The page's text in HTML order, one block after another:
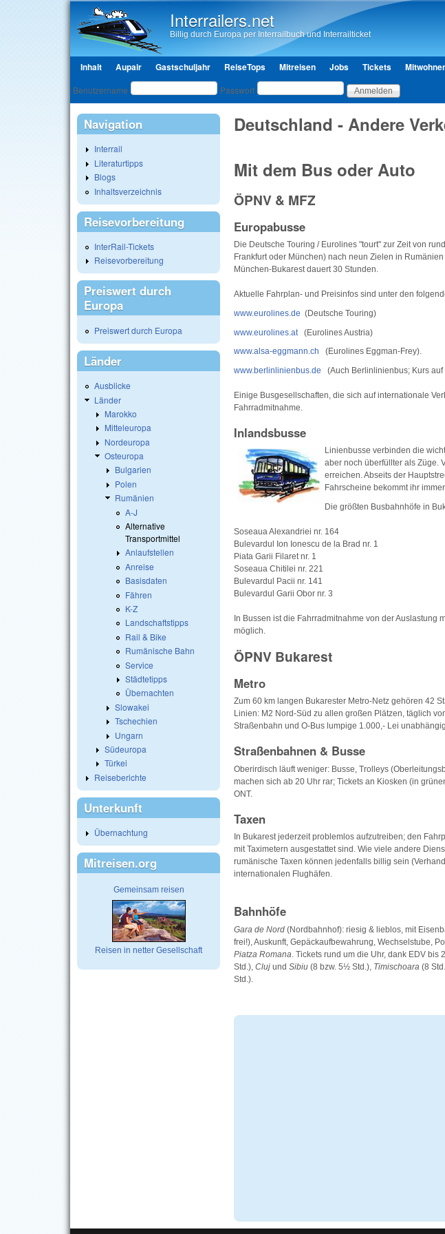
Interrailers.net
Billig durch Europa per Interrailbuch und Interrailticket
Hauptmenü
Inhalt Aupair Gastschuljahr ReiseTops Mitreisen Jobs Tickets
Benutzeranmeldung
Benutzername Passwort
Deutschland - Andere
Mit dem Bus oder Auto
ÖPNV & MFZ
Europabusse
Die Deutsche Touring / Eurolines "tourt" zur Zeit von
Frankfurt oder München) nach neun Zielen in Rumänien
München-Bukarest dauert 30 Stunden.
Aktuelle Fahrplan- und Preisinfos sind unter den
www.eurolines.de (Deutsche Touring)
www.eurolines.at (Eurolines Austria)
www.alsa-eggmann.ch (Eurolines Eggman-Frey).
www.berlinlinienbus.de (Auch Berlinlinienbus; Kurs
Einige Busgesellschaften, die sich auf internationale
Fahrradmitnahme.
Inlandsbusse
Linienbusse verbinden die
aber noch überfüllter als Züge.
erreichen. Abseits der
Fahrscheine bekommt ihr
Die größten Busbahnhöfe in
Soseaua Alexandriei nr. 164
Bulevardul Ion Ionescu de la Brad nr. 1
Piata Garii Filaret nr. 1
Soseaua Chitilei nr. 221
Bulevardul Pacii nr. 141
Bulevardul Garii Obor nr. 3
In Bussen ist die Fahrradmitnahme von der Auslastung
möglich.
ÖPNV Bukarest
Metro
Zum 60 km langen Bukarester Metro-Netz gehören 42
Linien: M2 Nord-Süd zu allen großen Plätzen, täglich
Straßenbahn und O-Bus lumpige 1.000,- Lei
Straßenbahnen & Busse
Oberirdisch läuft weniger: Busse, Trolleys
machen sich ab 20 Uhr rar; Tickets an Kiosken (in
ONT.
Taxen
In Bukarest jederzeit problemlos aufzutreiben; den
mit Taximetern ausgestattet sind. Wie viele andere
rumänische Taxen können jedenfalls billig sein
internationalen Flughäfen.
Bahnhöfe
Gara de Nord (Nordbahnhof): riesig & lieblos, mit
frei!), Auskunft, Gepäckaufbewahrung, Wechselstube,
Piatza Romana. Tickets rund um die Uhr, dank EDV bis
Std.), Cluj und Sibiu (8 bzw. 5½ Std.), Timischoara (8
Std.).
Navigation
Interrail
Literaturtipps
Blogs
Inhaltsverzeichnis
Reisevorbereitung
InterRail-Tickets
Reisevorbereitung
Preiswert durch
Europa
Preiswert durch Europa
Länder
Ausblicke
Länder
Marokko
Mitteleuropa
Nordeuropa
Osteuropa
Bulgarien
Polen
Rumänien
A-J
Alternative
Transportmittel
Anlaufstellen
Anreise
Basisdaten
Fähren
K-Z
Landschaftstipps
Rail & Bike
Rumänische Bahn
Service
Städtetipps
Übernachten
Slowakei
Tschechien
Ungarn
Südeuropa
Türkei
Reiseberichte
Unterkunft
Übernachtung
Mitreisen.org
Gemeinsam reisen
Reisen in netter Gesellschaft